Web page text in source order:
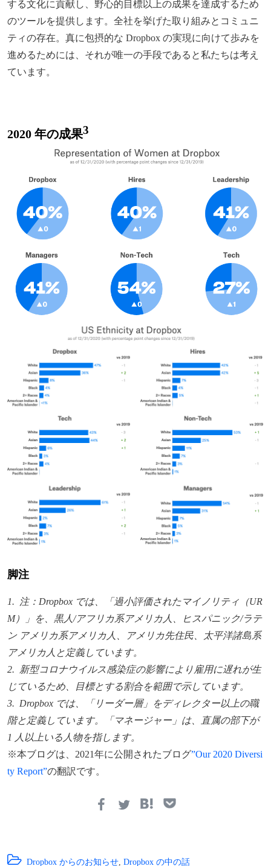
する文化に貢献し、野心的目標以上の成果を達成するため
のツールを提供します。全社を挙げた取り組みとコミュニ
ティの存在。真に包摂的な Dropbox の実現に向けて歩みを
進めるためには、それが唯一の手段であると私たちは考え
ています。
2020 年の成果3
脚注
1. 注：Dropbox では、「過小評価されたマイノリティ（UR
M）」を、黒人/アフリカ系アメリカ人、ヒスパニック/ラテ
ン アメリカ系アメリカ人、アメリカ先住民、太平洋諸島系
アメリカ人と定義しています。
2. 新型コロナウイルス感染症の影響により雇用に遅れが生
じているため、目標とする割合を範囲で示しています。
3. Dropbox では、「リーダー層」をディレクター以上の職
階と定義しています。「マネージャー」は、直属の部下が
1 人以上いる人物を指します。
※本ブログは、2021年に公開されたブログ”Our 2020 Diversi
ty Report”の翻訳です。
Dropbox からのお知らせ, Dropbox の中の話